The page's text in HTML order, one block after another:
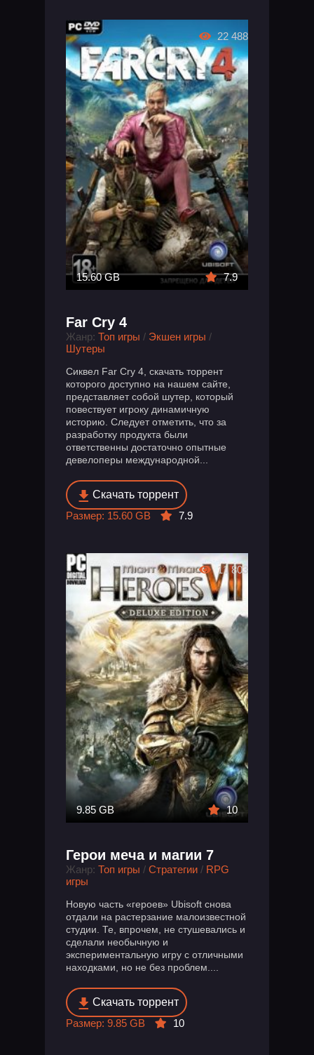
15.60 GB 7.9
Far Cry 4
Жанр: Топ игры / Экшен игры /
Шутеры
Сиквел Far Cry 4, скачать торрент
которого доступно на нашем сайте,
представляет собой шутер, который
повествует игроку динамичную
историю. Следует отметить, что за
разработку продукта были
ответственны достаточно опытные
девелоперы международной...
Скачать торрент
Размер: 15.60 GB
7.9
22 488
9.85 GB 10
Герои меча и магии 7
Жанр: Топ игры / Стратегии / RPG
игры
Новую часть «героев» Ubisoft снова
отдали на растерзание малоизвестной
студии. Те, впрочем, не стушевались и
сделали необычную и
экспериментальную игру с отличными
находками, но не без проблем....
Скачать торрент
Размер: 9.85 GB
10
11 803